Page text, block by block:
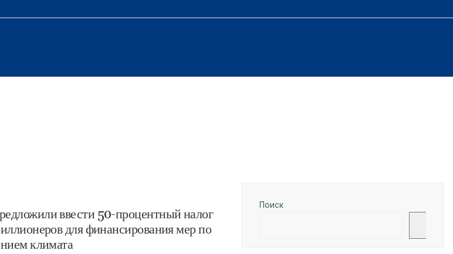
ввести 50-процентный налог
для финансирования мер по
климата
Поиск